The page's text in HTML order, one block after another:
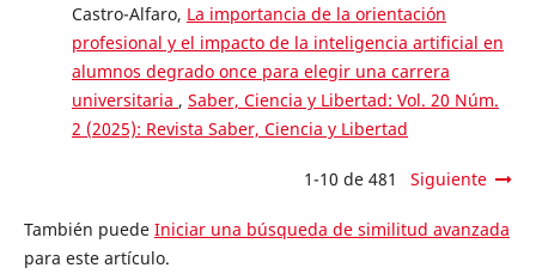
Castro-Alfaro, La importancia de la orientación
profesional y el impacto de la inteligencia artificial en
alumnos degrado once para elegir una carrera
universitaria , Saber, Ciencia y Libertad: Vol. 20 Núm.
2 (2025): Revista Saber, Ciencia y Libertad
1-10 de 481 Siguiente
También puede Iniciar una búsqueda de similitud avanzada
para este artículo.